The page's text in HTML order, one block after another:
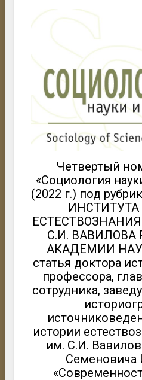
Четвертый
«Социология
(2022 г.) под
С.И. ВАВИЛОВА
АКАДЕМИИ
статья доктора
профессора,
сотрудника,
истории
им. С.И.
Семеновича